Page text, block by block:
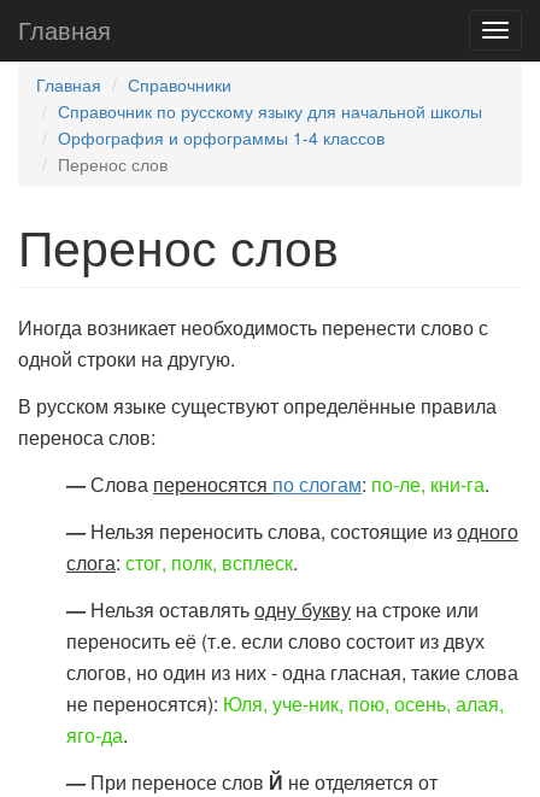
Главная
Главная
Справочники
Справочник по русскому языку для начальной школы
Орфография и орфограммы 1-4 классов
Перенос слов
Перенос слов
Иногда возникает необходимость перенести слово с
одной строки на другую.
В русском языке существуют определённые правила
переноса слов:
—Слова переносятся по слогам: по-ле, кни-га.
— Нельзя переносить слова, состоящие изодного
слога: стог, полк, всплеск.
— Нельзя оставлятьодну букву на строке или
переносить её (т.е. если слово состоит из двух
слогов, но один из них - одна гласная, такие слова
не переносятся): Юля, уче-ник, пою, осень, алая,
яго-да.
— При переносе слов Й не отделяется от